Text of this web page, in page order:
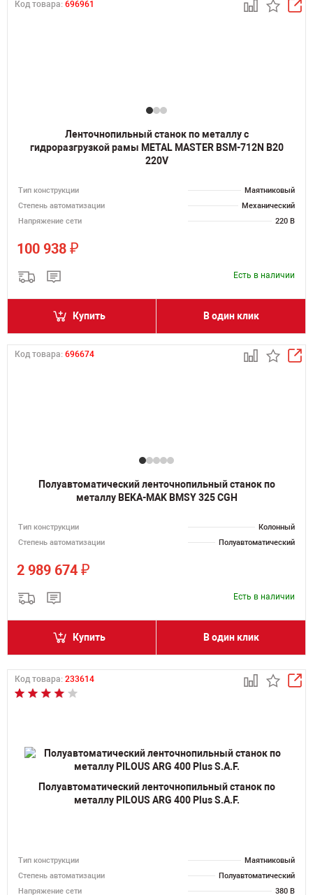
Код товара: 696961
Ленточнопильный станок по металлу с
гидроразгрузкой рамы METAL MASTER BSM-712N B20
220V
Тип конструкции
Маятниковый
Степень автоматизации
Механический
Напряжение сети
220 В
100 938 ₽
Есть в наличии
Купить В один клик
Код товара: 696674
Полуавтоматический ленточнопильный станок по
металлу BEKA-MAK BMSY 325 CGH
Тип конструкции
Колонный
Степень автоматизации
Полуавтоматический
2 989 674 ₽
Есть в наличии
Купить В один клик
Код товара: 233614
Полуавтоматический ленточнопильный станок по
металлу PILOUS ARG 400 Plus S.A.F.
Тип конструкции
Маятниковый
Степень автоматизации
Полуавтоматический
Напряжение сети
380 В